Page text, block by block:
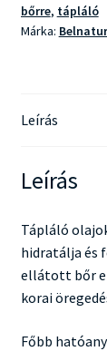
bőrre, tápláló
Márka: Belnatur
Leírás
Leírás
Tápláló
hidratálja és
ellátott bőr
korai
Főbb